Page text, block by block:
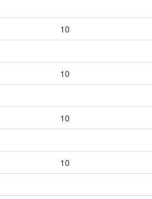
10
10
10
10